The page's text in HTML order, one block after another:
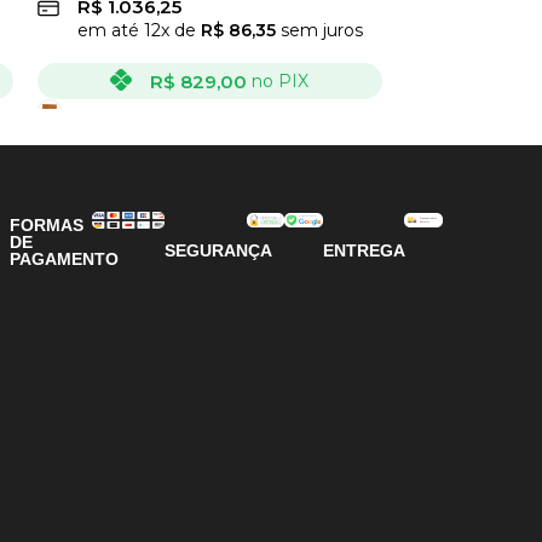
R$ 1.036,25
em até 12x de R$86,35sem juros
R$ 829,00 no PIX
VER OPÇÕES VER OPÇÕES
FORMAS
DE
PAGAMENTO
SEGURANÇA ENTREGA